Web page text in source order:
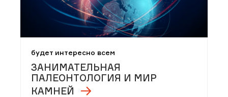
будет интересно всем
ЗАНИМАТЕЛЬНАЯ
ПАЛЕОНТОЛОГИЯ И МИР
КАМНЕЙ